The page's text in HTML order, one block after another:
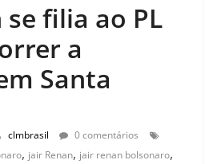
se filia ao PL
a
Santa
clmbrasil
0 comentários
, jair Renan, jair renan bolsonaro,